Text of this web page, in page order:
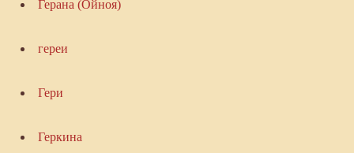
Герана (Ойноя)
гереи
Гери
Геркина